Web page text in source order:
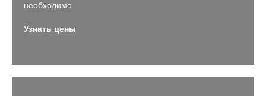
необходимо
Узнать цены